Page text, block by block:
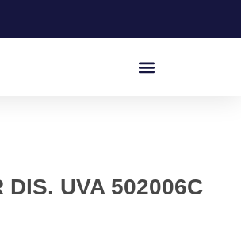
DIS. UVA 502006C